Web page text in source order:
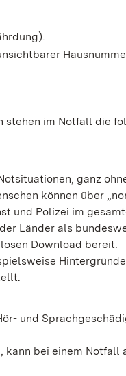
stehen im Notfall die
ganz
können über
und Polizei im
Länder als
Download bereit.
und
bei einem Notfall